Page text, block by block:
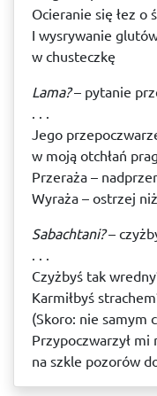
Ocieranie się łez o
I wysrywanie
w chusteczkę
Lama?– pytanie
. . .
Jego
w moją otchłań
Przeraża –
Wyraża – ostrzej
Sabachtani?–
. . .
Czyżbyś tak
Karmiłbyś
(Skoro: nie samym
Przypoczwarzył mi
na szkle pozorów